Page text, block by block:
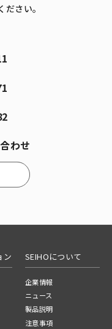
さい。
わせ
ン SEIHOについて
企業情報
ニュース
製品説明
注意事項